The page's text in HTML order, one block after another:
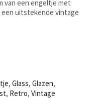
van een engeltje met
een uitstekende vintage
, Glass, Glazen,
, Retro, Vintage